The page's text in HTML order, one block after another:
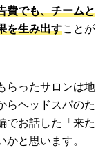
費でも、チームと
を生み出すことが
らったサロンは地
らヘッドスパのた
でお話した「来た
と思います。